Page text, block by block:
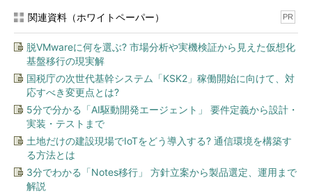
関連資料（ホワイトペーパー） PR
脱VMwareに何を選ぶ? 市場分析や実機検証から見えた仮想化
基盤移行の現実解
国税庁の次世代基幹システム「KSK2」稼働開始に向けて、対
応すべき変更点とは?
5分で分かる「AI駆動開発エージェント」 要件定義から設計・
実装・テストまで
土地だけの建設現場でIoTをどう導入する? 通信環境を構築す
る方法とは
3分でわかる「Notes移行」 方針立案から製品選定、運用まで
解説